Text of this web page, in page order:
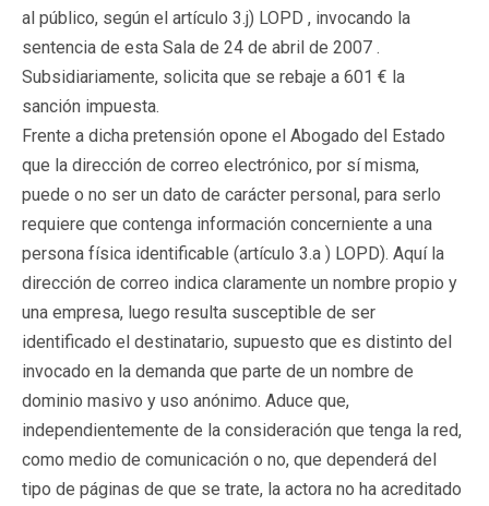
al público, según el artículo 3.j) LOPD , invocando la
sentencia de esta Sala de 24 de abril de 2007 .
Subsidiariamente, solicita que se rebaje a 601 € la
sanción impuesta.
Frente a dicha pretensión opone el Abogado del Estado
que la dirección de correo electrónico, por sí misma,
puede o no ser un dato de carácter personal, para serlo
requiere que contenga información concerniente a una
persona física identificable (artículo 3.a ) LOPD). Aquí la
dirección de correo indica claramente un nombre propio y
una empresa, luego resulta susceptible de ser
identificado el destinatario, supuesto que es distinto del
invocado en la demanda que parte de un nombre de
dominio masivo y uso anónimo. Aduce que,
independientemente de la consideración que tenga la red,
como medio de comunicación o no, que dependerá del
tipo de páginas de que se trate, la actora no ha acreditado